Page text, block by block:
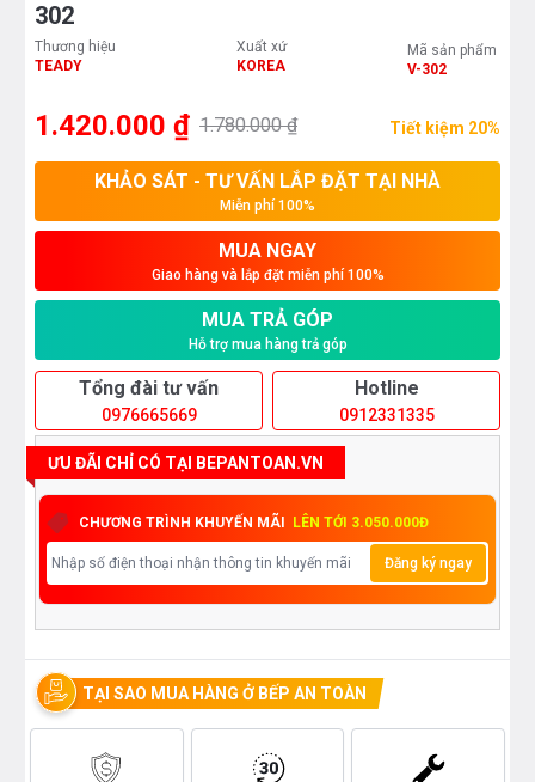
302
Thương hiệu
TEADY
Xuất xứ
KOREA
Mã sản phẩm
V-302
1.420.000 ₫ 1.780.000 ₫ Tiết kiệm 20%
KHẢO SÁT - TƯ VẤN LẮP ĐẶT TẠI NHÀ
Miễn phí 100%
MUA NGAY
Giao hàng và lắp đặt miễn phí 100%
MUA TRẢ GÓP
Hỗ trợ mua hàng trả góp
Tổng đài tư vấn
0976665669
Hotline
0912331335
ƯU ĐÃI CHỈ CÓ TẠI BEPANTOAN.VN
CHƯƠNG TRÌNH KHUYẾN MÃI LÊN TỚI 3.050.000Đ
Đăng ký ngay
TẠI SAO MUA HÀNG Ở BẾP AN TOÀN